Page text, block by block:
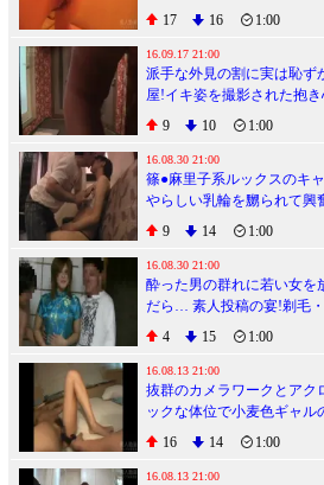
でユキズリ初ハメドリ!!
17 16 1:00
16.09.17 21:00
派手な外見の割に実は恥ず
屋!イキ姿を撮影された抱
の豊満ボディギャル
9 10 1:00
16.08.30 21:00
篠●麻里子系ルックスのキ
やらしい乳輪を嬲られて興
くり騎乗位ハメ!!
9 14 1:00
16.08.30 21:00
酔った男の群れに若い女を
だら… 素人投稿の宴!剃毛
混沌過ぎる乱交ビデオ
4 15 1:00
16.08.13 21:00
抜群のカメラワークとアク
ックな体位で小麦色ギャル
撮りまくる快作!
16 14 1:00
16.08.13 21:00